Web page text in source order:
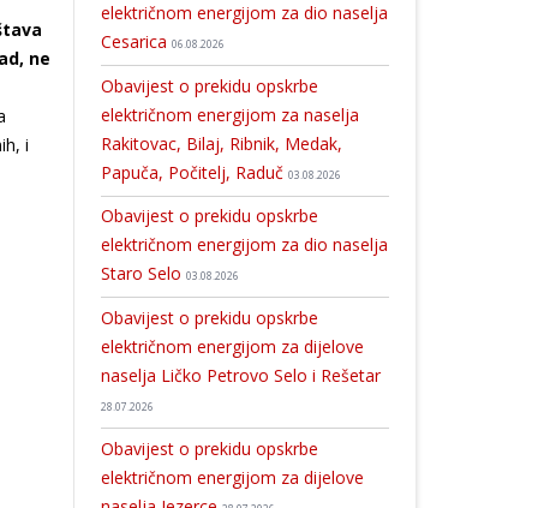
ne
i
električnom energijom za dio naselja
Cesarica 06.08.2026
Obavijest o prekidu opskrbe
električnom energijom za naselja
Rakitovac, Bilaj, Ribnik, Medak,
Papuča, Počitelj, Raduč 03.08.2026
Obavijest o prekidu opskrbe
električnom energijom za dio naselja
Staro Selo 03.08.2026
Obavijest o prekidu opskrbe
električnom energijom za dijelove
naselja Ličko Petrovo Selo i Rešetar
28.07.2026
Obavijest o prekidu opskrbe
električnom energijom za dijelove